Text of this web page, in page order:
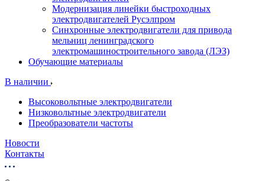
Модернизация линейки быстроходных
электродвигателей Русэлпром
Синхронные электродвигатели для привода
мельниц ленинградского
электромашиностроительного завода (ЛЭЗ)
Обучающие материалы
В наличии
Высоковольтные электродвигатели
Низковольтные электродвигатели
Преобразователи частоты
Новости
Контакты